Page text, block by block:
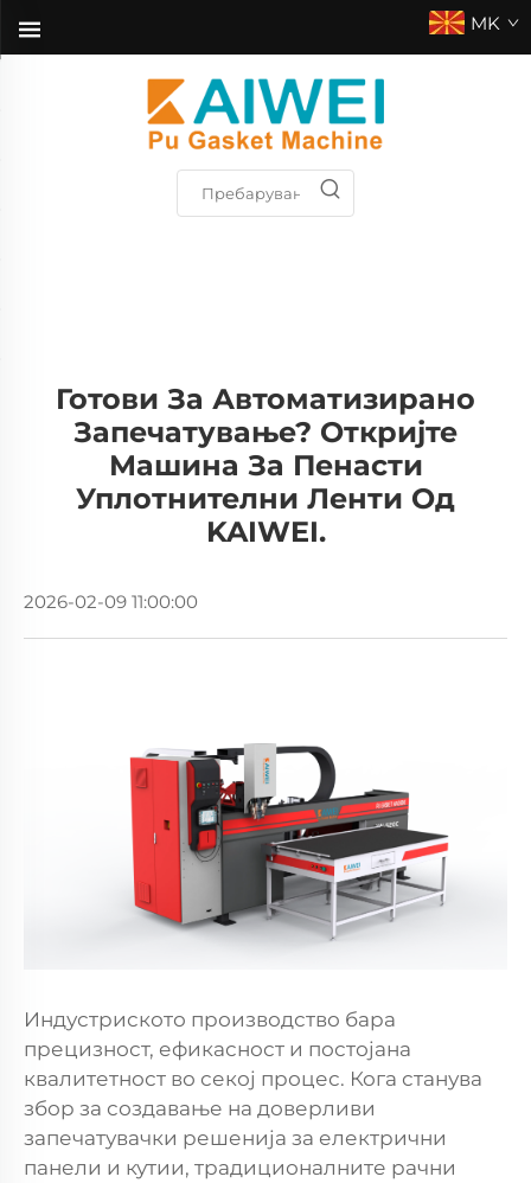
MK
Готови За Автоматизирано
Запечатување? Откријте
Машина За Пенасти
Уплотнителни Ленти Од
KAIWEI.
2026-02-09 11:00:00
Индустриското производство бара
прецизност, ефикасност и постојана
квалитетност во секој процес. Кога станува
збор за создавање на доверливи
запечатувачки решенија за електрични
панели и кутии, традиционалните рачни